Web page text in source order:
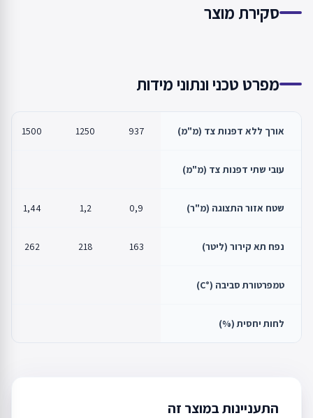
סקירת מוצר
מפרט טכני ונתוני מידות
אורך ללא דפנות צד (מ"מ) 937
1250
1500
עובי שתי דפנות צד (מ"מ)
שטח אזור התצוגה (מ"ר) 0,9
1,2
1,44
נפח תא קירור (ליטר) 163
218
262
טמפרטורת סביבה (°C)
לחות יחסית (%)
התעניינות במוצר זה